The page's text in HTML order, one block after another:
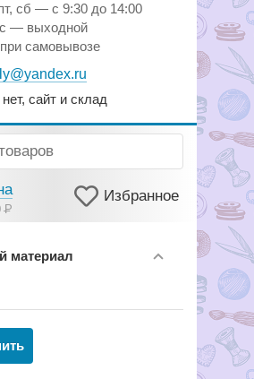
cб — с 9:30 до 14:00
— выходной
самовывозе
сайт и склад
Р
Избранное
материал